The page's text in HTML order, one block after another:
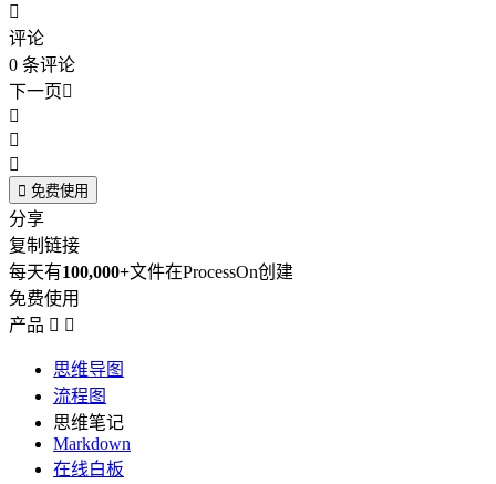

评论
0 条评论
下一页



 免费使用
分享
复制链接
每天有100,000+文件在ProcessOn创建
免费使用
产品  
思维导图
流程图
思维笔记
Markdown
在线白板